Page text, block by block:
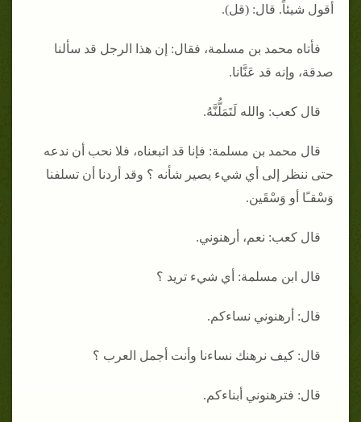
أقول شيئاً‏.‏ قال‏:‏ ‏(‏قل‏)‏‏.‏
فأتاه محمد بن مسلمة، فقال‏:‏ إن هذا الرجل قد سألنا
صدقة، وإنه قد عَنَّانا‏.‏
قال كعب‏:‏ والله لَتَمَلُّنَّهُ‏.‏
قال محمد بن مسلمة‏:‏ فإنا قد اتبعناه، فلا نحب أن ندعه
حتى ننظر إلى أي شيء يصير شأنه ‏؟‏ وقد أردنا أن تسلفنا
وَسْقـًا أو وَسْقَين‏.‏
قال كعب‏:‏ نعم، أرهنوني‏.‏
قال ابن مسلمة‏:‏ أي شيء تريد ‏؟‏
قال‏:‏ أرهنوني نساءكم‏.‏
قال‏:‏ كيف نرهنك نساءنا وأنت أجمل العرب ‏؟‏
قال‏:‏ فترهنوني أبناءكم‏.‏